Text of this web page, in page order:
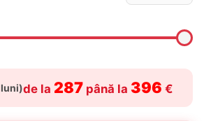
luni)de la 287până la 396 €